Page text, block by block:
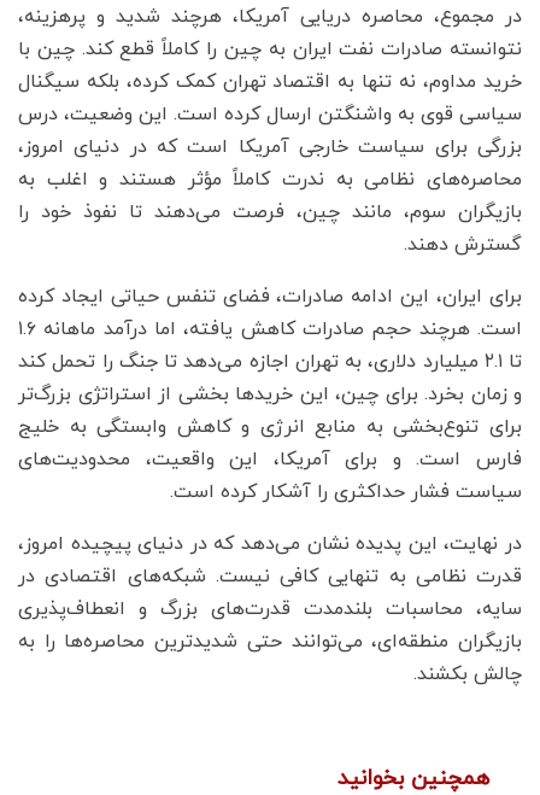
در مجموع، محاصره دریایی آمریکا، هرچند شدید و پرهزینه،
نتوانسته صادرات نفت ایران به چین را کاملاً قطع کند. چین با
خرید مداوم، نه تنها به اقتصاد تهران کمک کرده، بلکه سیگنال
سیاسی قوی به واشنگتن ارسال کرده است. این وضعیت، درس
بزرگی برای سیاست خارجی آمریکا است که در دنیای امروز،
محاصره‌های نظامی به ندرت کاملاً مؤثر هستند و اغلب به
بازیگران سوم، مانند چین، فرصت می‌دهند تا نفوذ خود را
گسترش دهند.
برای ایران، این ادامه صادرات، فضای تنفس حیاتی ایجاد کرده
است. هرچند حجم صادرات کاهش یافته، اما درآمد ماهانه ۱.۶
تا ۲.۱ میلیارد دلاری، به تهران اجازه می‌دهد تا جنگ را تحمل کند
و زمان بخرد. برای چین، این خریدها بخشی از استراتژی بزرگ‌تر
برای تنوع‌بخشی به منابع انرژی و کاهش وابستگی به خلیج
فارس است. و برای آمریکا، این واقعیت، محدودیت‌های
سیاست فشار حداکثری را آشکار کرده است.
در نهایت، این پدیده نشان می‌دهد که در دنیای پیچیده امروز،
قدرت نظامی به تنهایی کافی نیست. شبکه‌های اقتصادی در
سایه‌، محاسبات بلندمدت قدرت‌های بزرگ و انعطاف‌پذیری
بازیگران منطقه‌ای، می‌توانند حتی شدیدترین محاصره‌ها را به
چالش بکشند.
همچنین بخوانید